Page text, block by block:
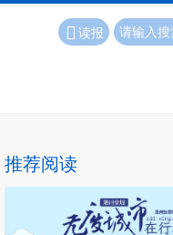
读报
推荐阅读